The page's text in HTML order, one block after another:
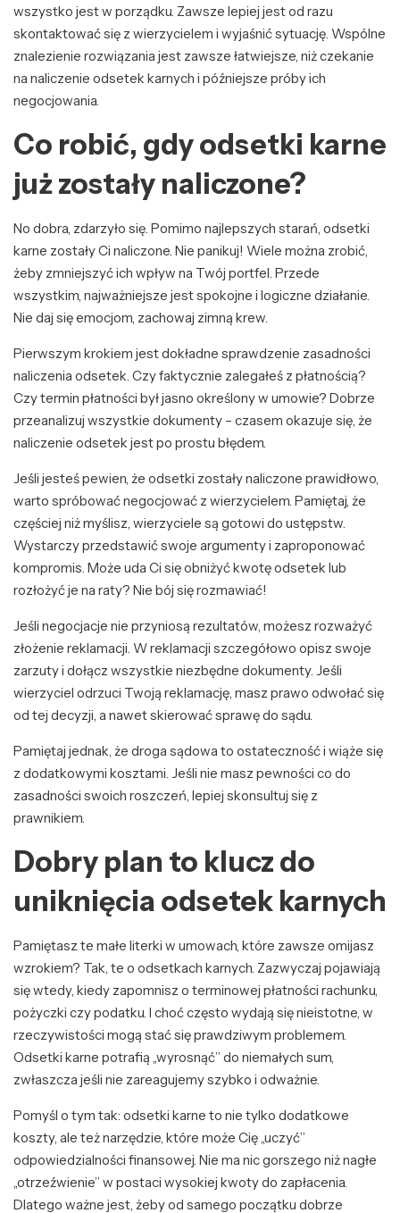
wszystko jest w porządku. Zawsze lepiej jest od razu
skontaktować się z wierzycielem i wyjaśnić sytuację. Wspólne
znalezienie rozwiązania jest zawsze łatwiejsze, niż czekanie
na naliczenie odsetek karnych i późniejsze próby ich
negocjowania.
Co robić, gdy odsetki karne
już zostały naliczone?
No dobra, zdarzyło się. Pomimo najlepszych starań, odsetki
karne zostały Ci naliczone. Nie panikuj! Wiele można zrobić,
żeby zmniejszyć ich wpływ na Twój portfel. Przede
wszystkim, najważniejsze jest spokojne i logiczne działanie.
Nie daj się emocjom, zachowaj zimną krew.
Pierwszym krokiem jest dokładne sprawdzenie zasadności
naliczenia odsetek. Czy faktycznie zalegałeś z płatnością?
Czy termin płatności był jasno określony w umowie? Dobrze
przeanalizuj wszystkie dokumenty – czasem okazuje się, że
naliczenie odsetek jest po prostu błędem.
Jeśli jesteś pewien, że odsetki zostały naliczone prawidłowo,
warto spróbować negocjować z wierzycielem. Pamiętaj, że
częściej niż myślisz, wierzyciele są gotowi do ustępstw.
Wystarczy przedstawić swoje argumenty i zaproponować
kompromis. Może uda Ci się obniżyć kwotę odsetek lub
rozłożyć je na raty? Nie bój się rozmawiać!
Jeśli negocjacje nie przyniosą rezultatów, możesz rozważyć
złożenie reklamacji. W reklamacji szczegółowo opisz swoje
zarzuty i dołącz wszystkie niezbędne dokumenty. Jeśli
wierzyciel odrzuci Twoją reklamację, masz prawo odwołać się
od tej decyzji, a nawet skierować sprawę do sądu.
Pamiętaj jednak, że droga sądowa to ostateczność i wiąże się
z dodatkowymi kosztami. Jeśli nie masz pewności co do
zasadności swoich roszczeń, lepiej skonsultuj się z
prawnikiem.
Dobry plan to klucz do
uniknięcia odsetek karnych
Pamiętasz te małe literki w umowach, które zawsze omijasz
wzrokiem? Tak, te o odsetkach karnych. Zazwyczaj pojawiają
się wtedy, kiedy zapomnisz o terminowej płatności rachunku,
pożyczki czy podatku. I choć często wydają się nieistotne, w
rzeczywistości mogą stać się prawdziwym problemem.
Odsetki karne potrafią „wyrosnąć” do niemałych sum,
zwłaszcza jeśli nie zareagujemy szybko i odważnie.
Pomyśl o tym tak: odsetki karne to nie tylko dodatkowe
koszty, ale też narzędzie, które może Cię „uczyć”
odpowiedzialności finansowej. Nie ma nic gorszego niż nagłe
„otrzeźwienie” w postaci wysokiej kwoty do zapłacenia.
Dlatego ważne jest, żeby od samego początku dobrze